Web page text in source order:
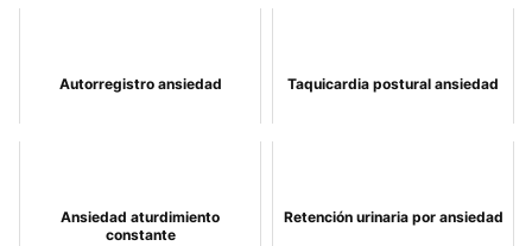
Autorregistro ansiedad Taquicardia postural ansiedad
Ansiedad aturdimiento
constante
Retención urinaria por ansiedad